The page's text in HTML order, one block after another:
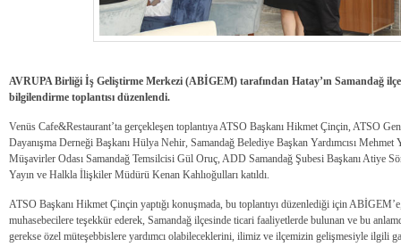
AVRUPA Birliği İş Geliştirme Merkezi (ABİGEM) tarafından Hatay’ın Samandağ
bilgilendirme toplantısı düzenlendi.
Venüs Cafe&Restaurant’ta gerçekleşen toplantıya ATSO Başkanı Hikmet Çinçin, ATSO
Dayanışma Derneği Başkanı Hülya Nehir, Samandağ Belediye Başkan Yardımcısı
Müşavirler Odası Samandağ Temsilcisi Gül Oruç, ADD Samandağ Şubesi Başkanı Atiye
Yayın ve Halkla İlişkiler Müdürü Kenan Kahlıoğulları katıldı.
ATSO Başkanı Hikmet Çinçin yaptığı konuşmada, bu toplantıyı düzenlediği için ABİGEM’e,
muhasebecilere teşekkür ederek, Samandağ ilçesinde ticari faaliyetlerde bulunan ve bu
gerekse özel müteşebbislere yardımcı olabileceklerini, ilimiz ve ilçemizin gelişmesiyle ilgili